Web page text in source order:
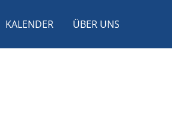
KALENDER ÜBER UNS